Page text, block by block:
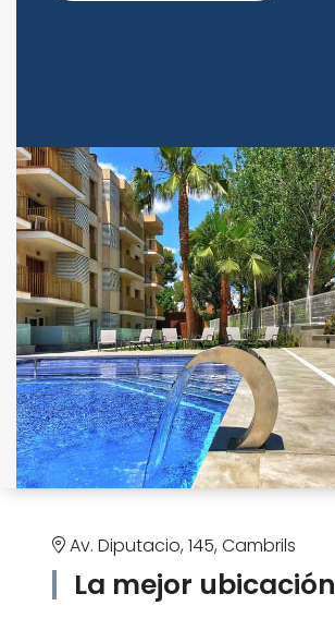
Av. Diputacio, 145, Cambrils
La mejor ubicación